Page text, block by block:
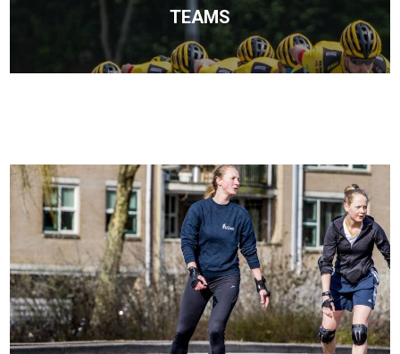
TEAMS